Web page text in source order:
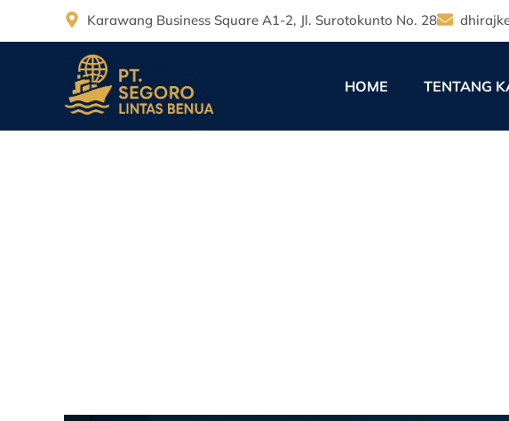
Karawang Business Square A1-2, Jl. Surotokunto No. 28
HOME TENTANG